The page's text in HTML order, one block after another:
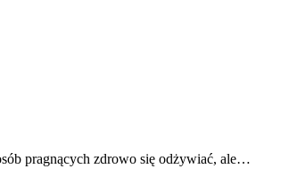
pragnących zdrowo się odżywiać, ale…